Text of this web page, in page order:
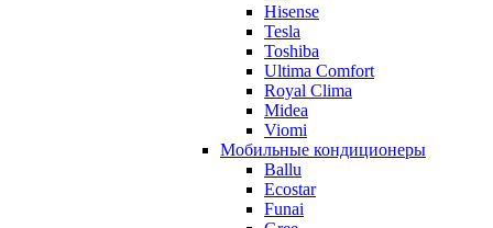
Hisense
Tesla
Toshiba
Ultima Comfort
Royal Clima
Midea
Viomi
Мобильные кондиционеры
Ballu
Ecostar
Funai